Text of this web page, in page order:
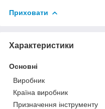
Приховати
Характеристики
Основні
Виробник
Країна виробник
Призначення інструменту